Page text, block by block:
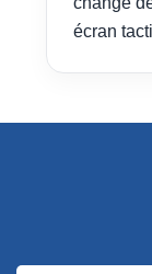
écran